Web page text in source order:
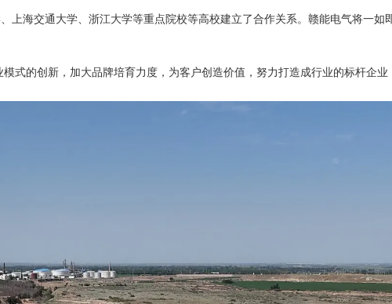
海交通大学、浙江大学等重点院校等高校建立了合作关系。赣能电气将一如
式的创新，加大品牌培育力度，为客户创造价值，努力打造成行业的标杆企业